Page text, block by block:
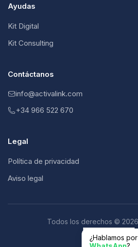
Ayudas
Kit Digital
Kit Consulting
Contáctanos
info@activalink.com
+34 966 522 670
Legal
Política de privacidad
Aviso legal
Todos los derechos ©
Scroll al inicio
¿Hablamos por